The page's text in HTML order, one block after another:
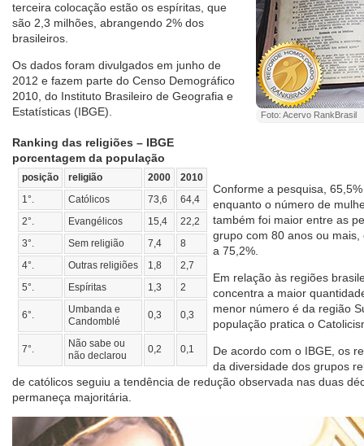
Foto: Acervo RankBrasil
terceira colocação estão os espíritas, que
são 2,3 milhões, abrangendo 2% dos
brasileiros.
Os dados foram divulgados em junho de
2012 e fazem parte do Censo Demográfico
2010, do Instituto Brasileiro de Geografia e
Estatísticas (IBGE).
Ranking das religiões – IBGE
porcentagem da população
posição religião 2000
2010
1°.
Católicos 73,6
64,4
2°.
Evangélicos 15,4
22,2
3°.
Sem religião 7,4
8
4°.
Outras religiões 1,8
2,7
5°.
Espíritas 1,3 2
6°.
Umbanda e
Candomblé
0,3 0,3
7°.
Não sabe ou
não declarou
0,2 0,1
Conforme a pesquisa,
enquanto o número de
também foi maior entre as
grupo com 80 anos ou
a 75,2%.
Em relação às regiões
concentra a maior
menor número é da região
população pratica o
De acordo com o IBGE, os
da diversidade dos grupos
de católicos seguiu a tendência de redução observada nas duas
permaneça majoritária.